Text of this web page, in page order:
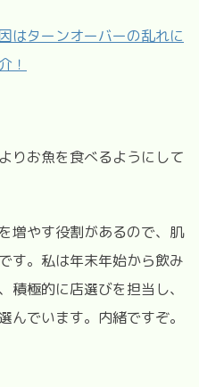
はターンオーバーの乱れに
！
りお魚を食べるようにして
増やす役割があるので、肌
す。私は年末年始から飲み
積極的に店選びを担当し、
んでいます。内緒ですぞ。